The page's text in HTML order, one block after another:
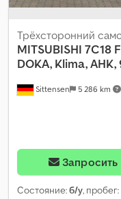
Sittensen 5 286 km
Трёхсторонний
MITSUBISHI 7C18
DOKA, Klima,
Запросить
Состояние:б/у, пробег: